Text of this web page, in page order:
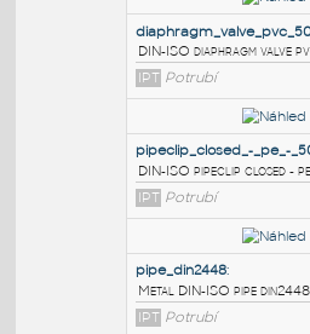
DIN-ISO diaphragm
IPT Potrubí